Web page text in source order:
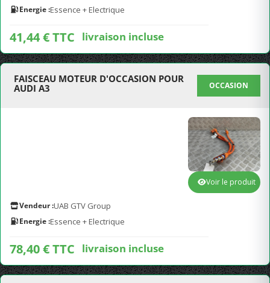
Energie :Essence + Electrique
41,44 € TTC livraison incluse
FAISCEAU MOTEUR D'OCCASION POUR
AUDI A3
OCCASION
Vendeur :UAB GTV Group
Energie :Essence + Electrique
78,40 € TTC livraison incluse
Voir le produit